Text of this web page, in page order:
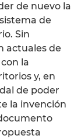
de nuevo la
de
Sin
actuales de
la
y, en
de poder
la invención